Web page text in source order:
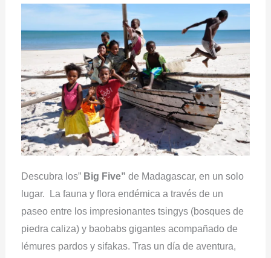
Descubra los”Big Five” de Madagascar, en un solo
lugar. La fauna y flora endémica a través de un
paseo entre los impresionantes tsingys (bosques de
piedra caliza) y baobabs gigantes acompañado de
lémures pardos y sifakas. Tras un día de aventura,